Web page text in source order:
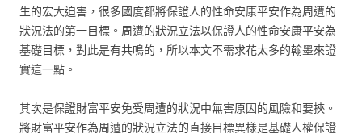
生的宏大迫害，很多國度都將保證人的性命安康平安作為周遭的
狀況法的第一目標。周遭的狀況立法以保證人的性命安康平安為
基礎目標，對此是有共鳴的，所以本文不需求花太多的翰墨來證
實這一點。
其次是保證財富平安免受周遭的狀況中無害原因的風險和要挾。
將財富平安作為周遭的狀況立法的直接目標異樣是基礎人權保證